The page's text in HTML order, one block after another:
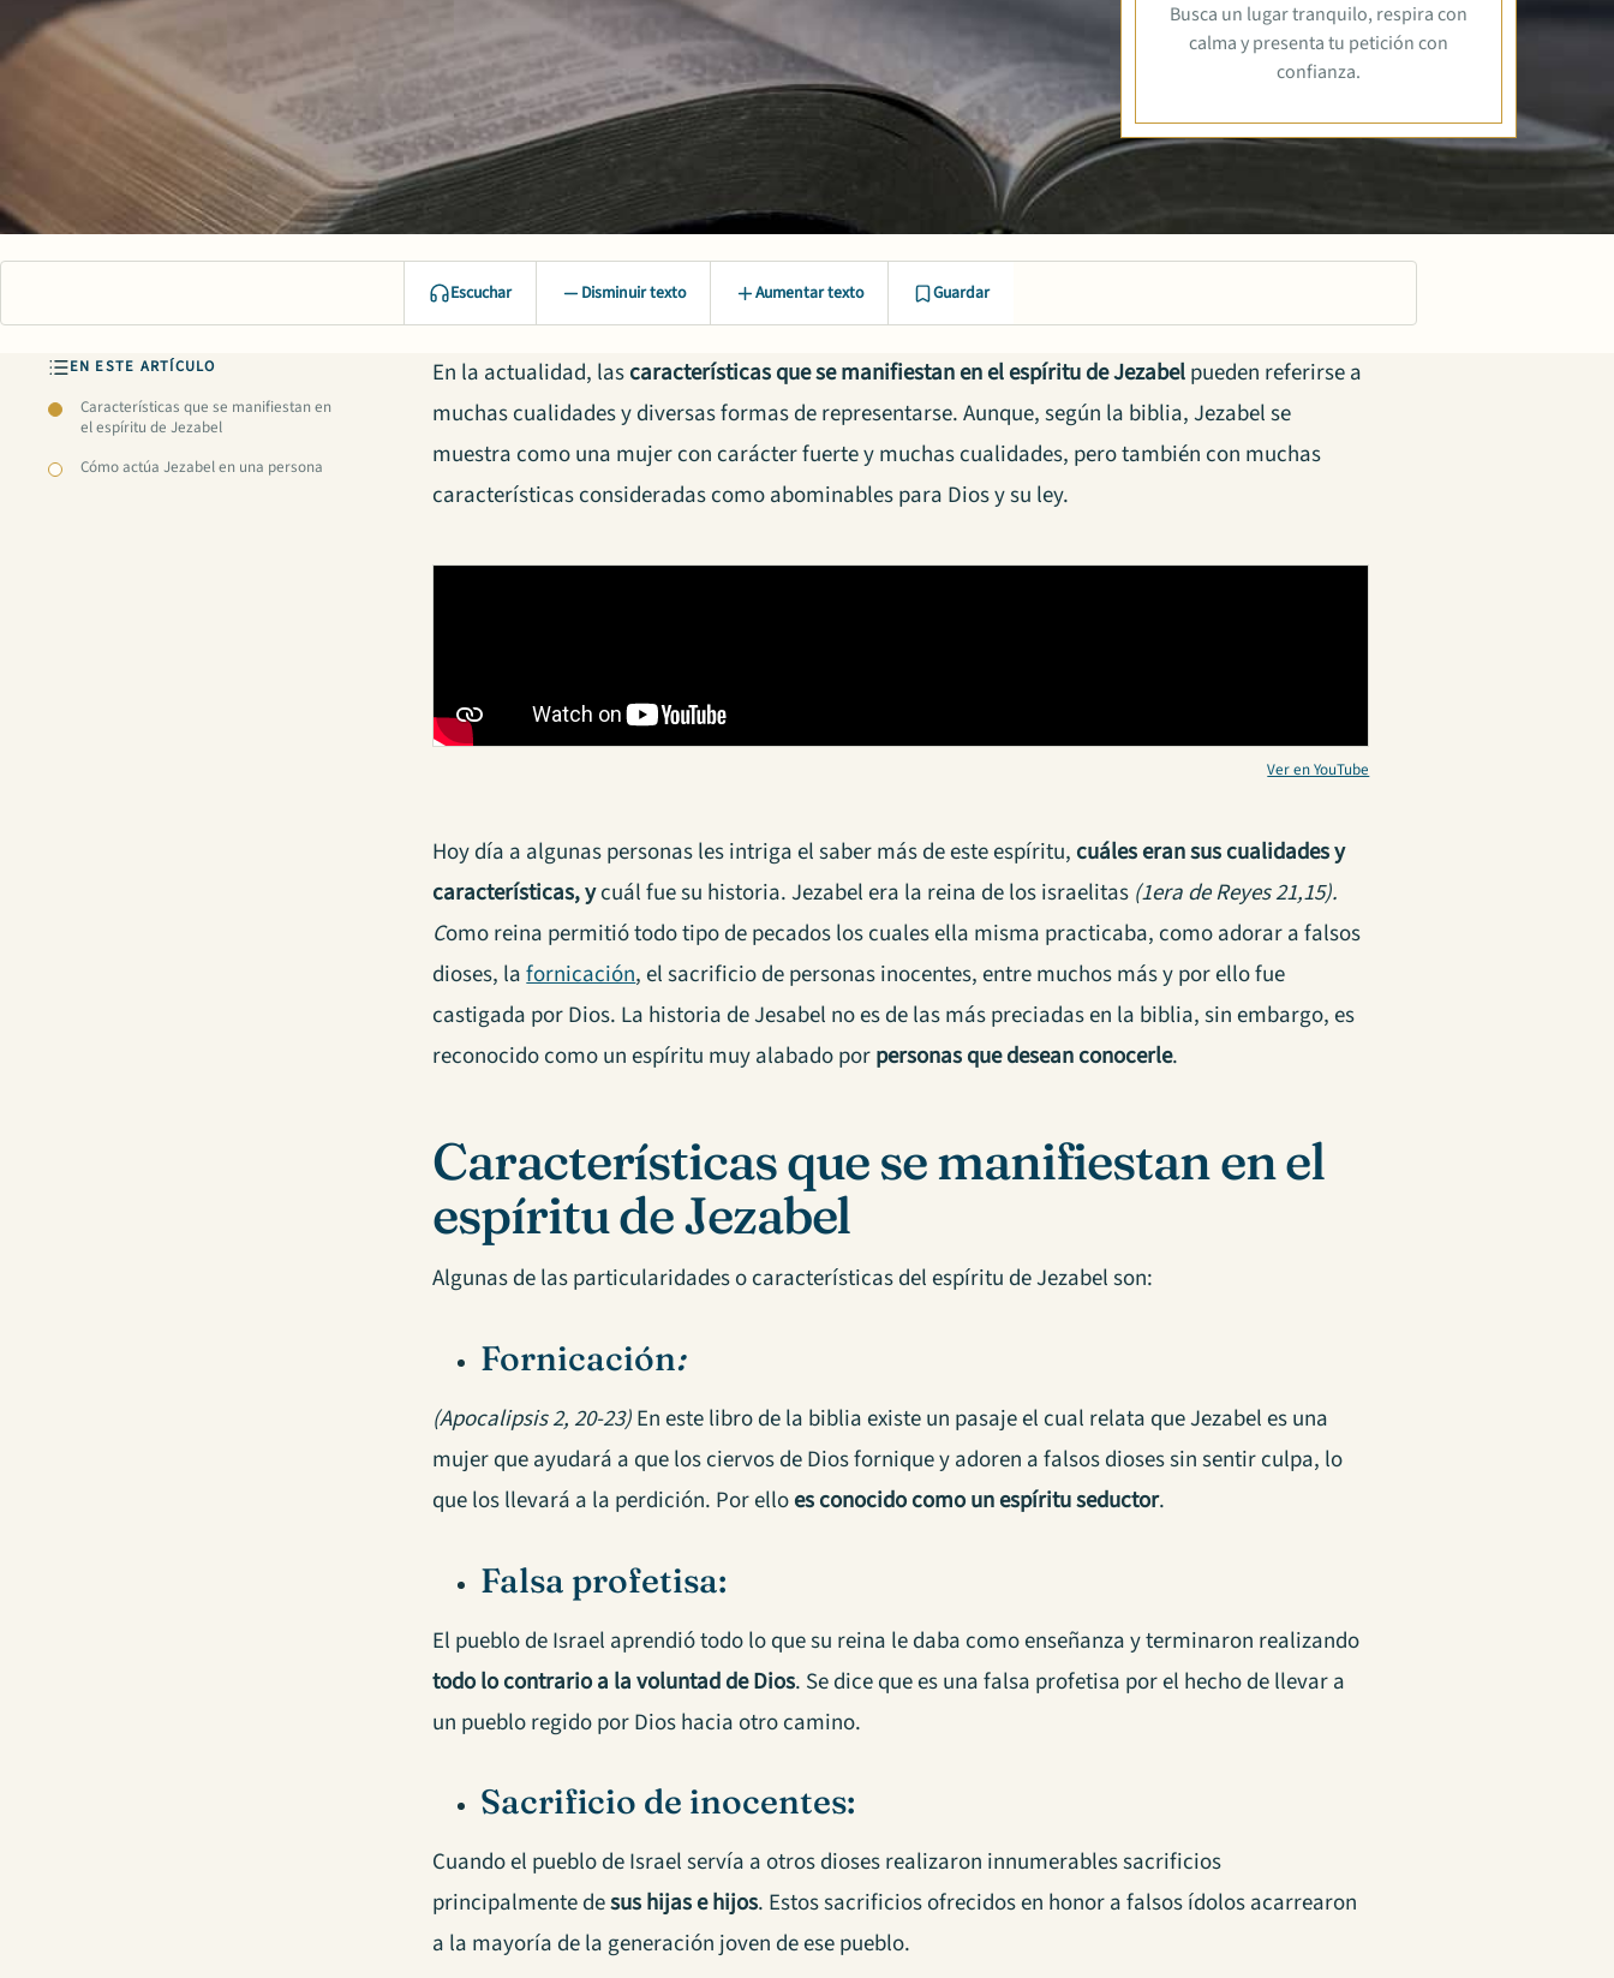
Busca un lugar tranquilo, respira con
calma y presenta tu petición con
confianza.
Escuchar Disminuir texto Aumentar texto Guardar
EN ESTE ARTÍCULO
Características que se manifiestan en
el espíritu de Jezabel
Cómo actúa Jezabel en una persona
En la actualidad, lascaracterísticas que se manifiestan en el espíritu de Jezabelpueden referirse a
muchas cualidades y diversas formas de representarse. Aunque, según la biblia, Jezabel se
muestra como una mujer con carácter fuerte y muchas cualidades, pero también con muchas
características consideradas como abominables para Dios y su ley.
Ver en YouTube
Hoy día a algunas personas les intriga el saber más de este espíritu, cuáles eran sus cualidades y
características, ycuál fue su historia. Jezabel era la reina de los israelitas (1era de Reyes 21,15).
Como reina permitió todo tipo de pecados los cuales ella misma practicaba, como adorar a falsos
dioses, lafornicación, el sacrificio de personas inocentes, entre muchos más y por ello fue
castigada por Dios. La historia de Jesabel no es de las más preciadas en la biblia, sin embargo, es
reconocido como un espíritu muy alabado porpersonas quedesean conocerle.
Características que se manifiestan en el
espíritu de Jezabel
Algunas de las particularidades o características del espíritu de Jezabel son:
Fornicación:
(Apocalipsis 2, 20-23)En este libro de la biblia existe un pasaje el cual relata que Jezabel es una
mujer que ayudará a que los ciervos de Dios fornique y adoren a falsos dioses sin sentir culpa, lo
que los llevará a la perdición. Por elloes conocido como un espíritu seductor.
Falsa profetisa:
El pueblo de Israel aprendió todo lo que su reina le daba como enseñanza y terminaron realizando
todo lo contrario a la voluntad de Dios. Se dice que es una falsa profetisa por el hecho de llevar a
un pueblo regido por Dios hacia otro camino.
Sacrificio de inocentes:
Cuando el pueblo de Israel servía a otros dioses realizaron innumerables sacrificios
principalmente desus hijas e hijos. Estos sacrificios ofrecidos en honor a falsos ídolos acarrearon
a la mayoría de la generación joven de ese pueblo.